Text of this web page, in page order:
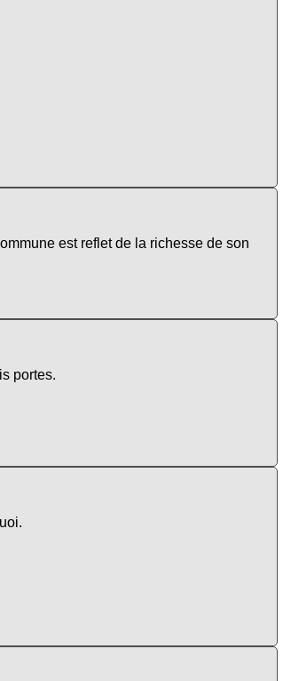
est reflet de la richesse de son
portes.